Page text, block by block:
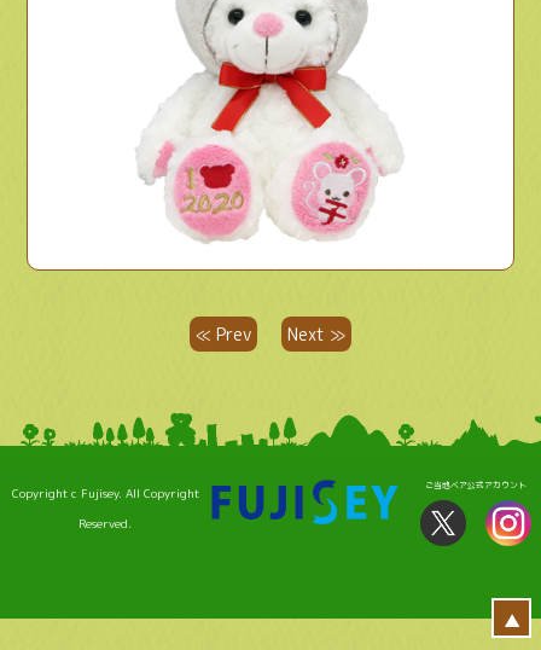
≪ Prev Next ≫
ご当地ベア公式アカウント
Copyright c Fujisey. All Copyright
Reserved.
▲